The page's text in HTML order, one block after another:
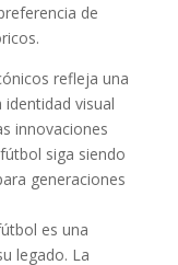
de
refleja una
visual
innovaciones
siga siendo
generaciones
es una
legado. La